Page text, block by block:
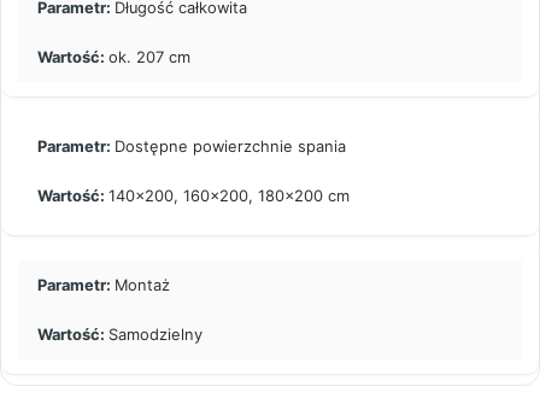
Długość całkowita
ok. 207 cm
Dostępne powierzchnie spania
140×200, 160×200, 180×200 cm
Montaż
Samodzielny